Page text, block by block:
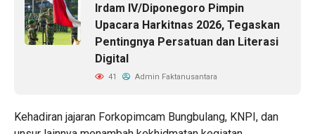
Irdam IV/Diponegoro Pimpin
Upacara Harkitnas 2026, Tegaskan
Pentingnya Persatuan dan Literasi
Digital
41 Admin Faktanusantara
Kehadiran jajaran Forkopimcam Bungbulang, KNPI, dan